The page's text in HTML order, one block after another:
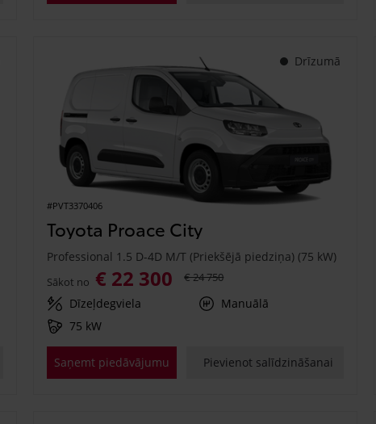
Drīzumā
#PVT3370406
Toyota Proace City
Professional 1.5 D-4D M/T (Priekšējā piedziņa) (75 kW)
Sākot no € 22 300 € 24 750
Dīzeļdegviela
Manuālā
75 kW
Saņemt piedāvājumu Pievienot salīdzināšanai